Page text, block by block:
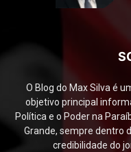
O Blog do Max Silva é
objetivo principal
Política e o Poder na
Grande, sempre dentro
credibilidade do